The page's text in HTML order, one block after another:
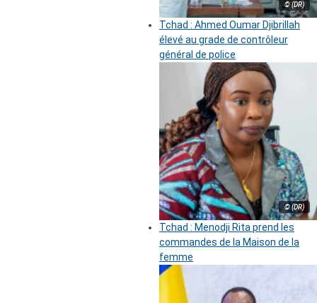
© (DR)
Tchad : Ahmed Oumar Djibrillah
élevé au grade de contrôleur
général de police
© (DR)
Tchad : Menodji Rita prend les
commandes de la Maison de la
femme